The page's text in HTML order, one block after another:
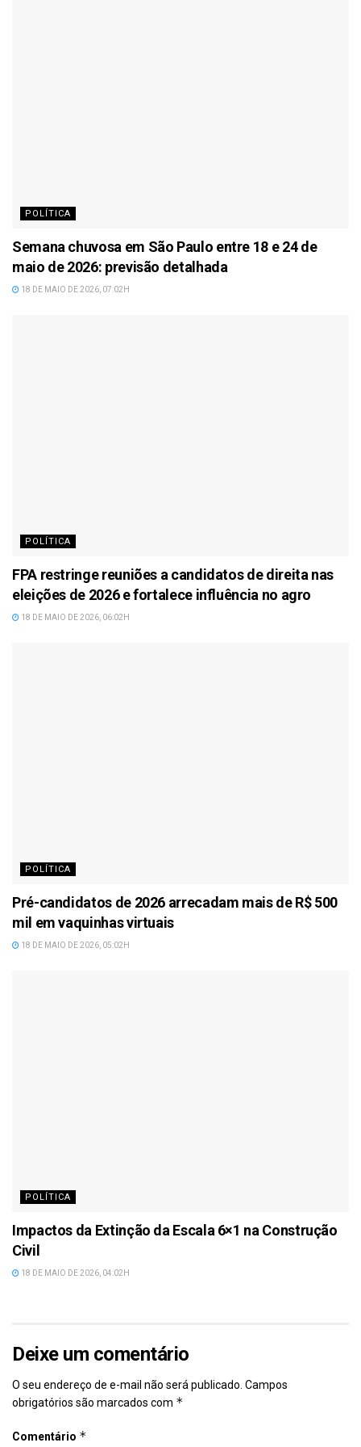
POLÍTICA
Semana chuvosa em São Paulo entre 18 e 24 de
maio de 2026: previsão detalhada
18 DE MAIO DE 2026, 07:02H
POLÍTICA
FPA restringe reuniões a candidatos de direita nas
eleições de 2026 e fortalece influência no agro
18 DE MAIO DE 2026, 06:02H
POLÍTICA
Pré-candidatos de 2026 arrecadam mais de R$ 500
mil em vaquinhas virtuais
18 DE MAIO DE 2026, 05:02H
POLÍTICA
Impactos da Extinção da Escala 6×1 na Construção
Civil
18 DE MAIO DE 2026, 04:02H
Deixe um comentário
O seu endereço de e-mail não será publicado. Campos
obrigatórios são marcados com *
Comentário *